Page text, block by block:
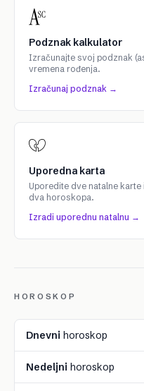
Podznak kalkulator
Izračunajte svoj podznak
vremena rođenja.
Izračunaj podznak →
Uporedna karta
Uporedite dve natalne
dva horoskopa.
Izradi uporednu natalnu →
HOROSKOP
Dnevni horoskop
Nedeljni horoskop